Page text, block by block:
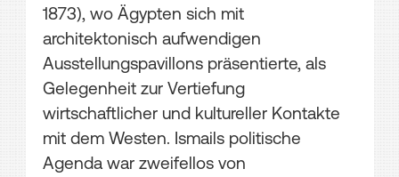
1873), wo Ägypten sich mit
architektonisch aufwendigen
Ausstellungspavillons präsentierte, als
Gelegenheit zur Vertiefung
wirtschaftlicher und kultureller Kontakte
mit dem Westen. Ismails politische
Agenda war zweifellos von